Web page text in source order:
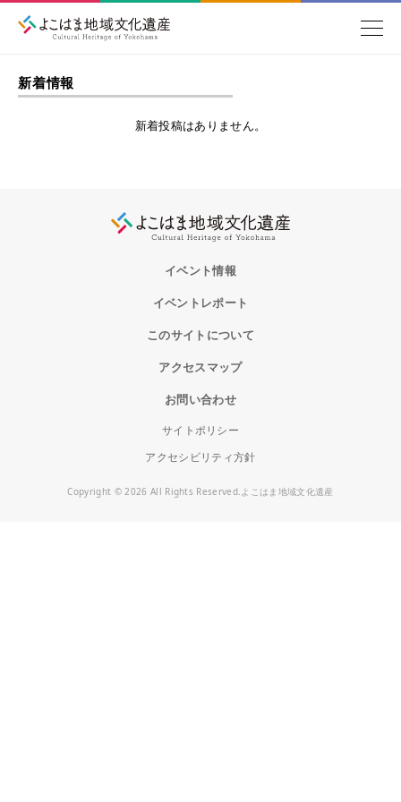
新着情報
新着投稿はありません。
イベント情報
イベントレポート
このサイトについて
アクセスマップ
お問い合わせ
サイトポリシー
アクセシビリティ方針
Copyright © 2026 All Rights Reserved.よこはま地域文化遺産